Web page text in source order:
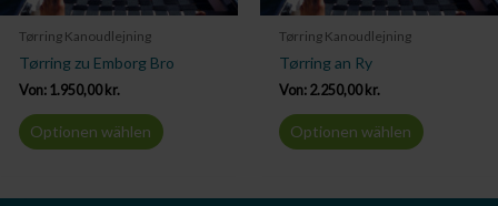
Tørring Kanoudlejning
Tørring zu Emborg Bro
Von: 1.950,00 kr.
Optionen wählen
Tørring Kanoudlejning
Tørring an Ry
Von: 2.250,00 kr.
Optionen wählen